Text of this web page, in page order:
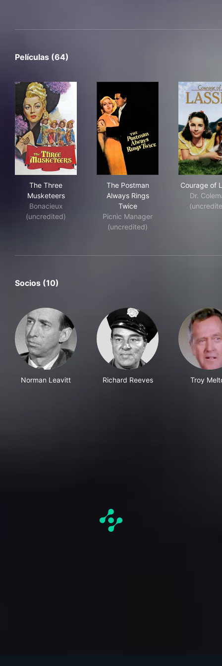
Películas (64)
The Three
Musketeers
Bonacieux
(uncredited)
The Postman
Always Rings
Twice
Picnic Manager
(uncredited)
Courage of
Dr.
Socios (10)
Norman Leavitt Richard Reeves Troy